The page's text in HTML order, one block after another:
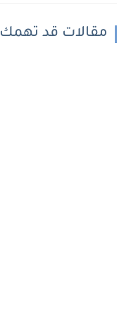
مقالات قد تهمك